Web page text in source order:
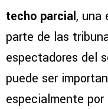
techo parcial, una
parte de las
espectadores del
puede ser
especialmente